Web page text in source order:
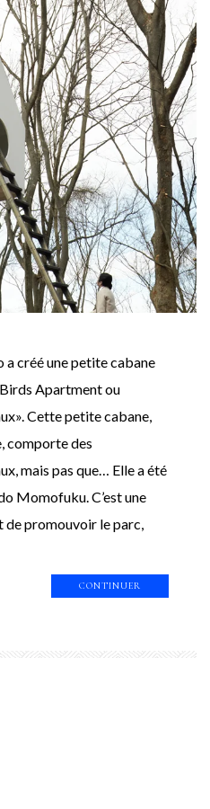
a créé une petite cabane
Apartment ou
Cette petite cabane,
comporte des
mais pas que… Elle a été
Momofuku. C’est une
de promouvoir le parc,
CONTINUER